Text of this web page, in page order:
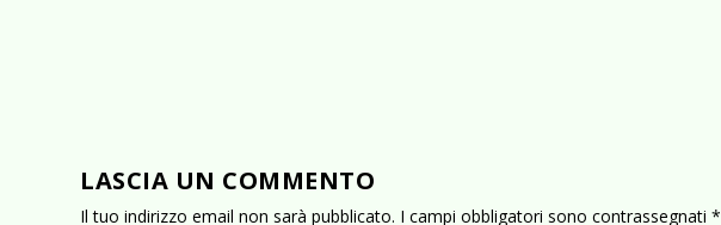
LASCIA UN COMMENTO
Il tuo indirizzo email non sarà pubblicato. I campi obbligatori sono contrassegnati*